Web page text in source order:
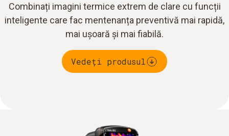
Combinați imagini termice extrem de clare cu funcții
inteligente care fac mentenanța preventivă mai rapidă,
mai ușoară și mai fiabilă.
Vedeți produsul